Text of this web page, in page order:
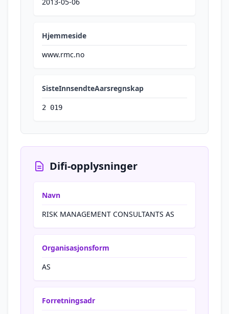
Hjemmeside
www.rmc.no
SisteInnsendteAarsregnskap
2 019
Difi-opplysninger
Navn
RISK MANAGEMENT CONSULTANTS AS
Organisasjonsform
AS
Forretningsadr